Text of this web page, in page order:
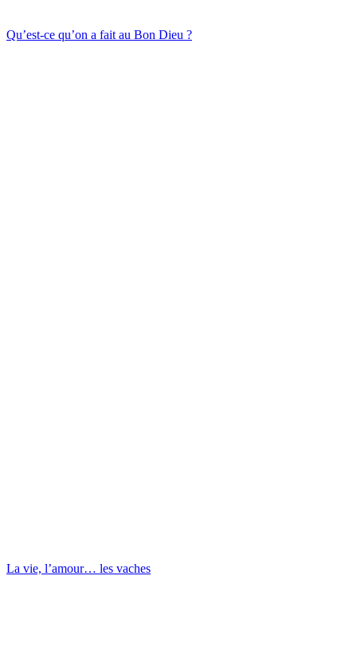
Qu’est-ce qu’on a fait au Bon Dieu ?
La vie, l’amour… les vaches